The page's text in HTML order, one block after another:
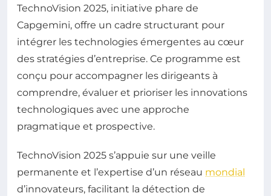
TechnoVision 2025, initiative phare de
Capgemini, offre un cadre structurant pour
intégrer les technologies émergentes au cœur
des stratégies d’entreprise. Ce programme est
conçu pour accompagner les dirigeants à
comprendre, évaluer et prioriser les innovations
technologiques avec une approche
pragmatique et prospective.
TechnoVision 2025 s’appuie sur une veille
permanente et l’expertise d’un réseau mondial
d’innovateurs, facilitant la détection de